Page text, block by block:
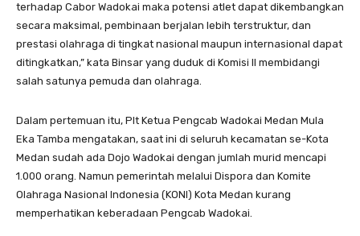
terhadap Cabor Wadokai maka potensi atlet dapat dikembangkan
secara maksimal, pembinaan berjalan lebih terstruktur, dan
prestasi olahraga di tingkat nasional maupun internasional dapat
ditingkatkan,” kata Binsar yang duduk di Komisi II membidangi
salah satunya pemuda dan olahraga.
Dalam pertemuan itu, Plt Ketua Pengcab Wadokai Medan Mula
Eka Tamba mengatakan, saat ini di seluruh kecamatan se-Kota
Medan sudah ada Dojo Wadokai dengan jumlah murid mencapi
1.000 orang. Namun pemerintah melalui Dispora dan Komite
Olahraga Nasional Indonesia (KONI) Kota Medan kurang
memperhatikan keberadaan Pengcab Wadokai.